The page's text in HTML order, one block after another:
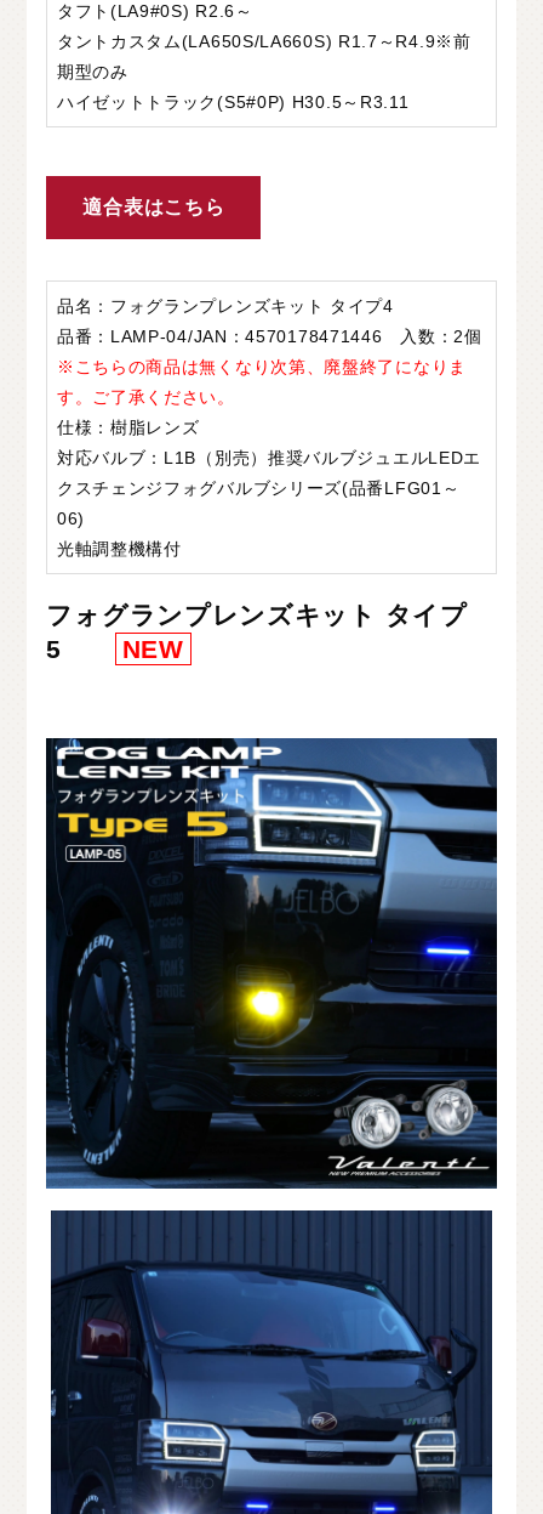
タフト(LA9#0S) R2.6～
タントカスタム(LA650S/LA660S) R1.7～R4.9※前
期型のみ
ハイゼットトラック(S5#0P) H30.5～R3.11
適合表はこちら
品名：フォグランプレンズキット タイプ4
品番：LAMP-04/JAN：4570178471446 入数：2個
※こちらの商品は無くなり次第、廃盤終了になりま
す。ご了承ください。
仕様：樹脂レンズ
対応バルブ：L1B（別売）推奨バルブジュエルLEDエ
クスチェンジフォグバルブシリーズ(品番LFG01～
06)
光軸調整機構付
フォグランプレンズキット タイプ
5
NEW